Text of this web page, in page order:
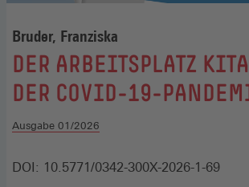
Bruder, Franziska
:
DER ARBEITSPLATZ
DER COVID-19-
Ausgabe 01/2026
DOI: 10.5771/0342-300X-2026-1-69